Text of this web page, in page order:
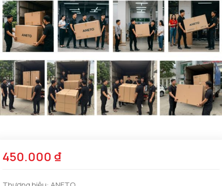
450.000 ₫